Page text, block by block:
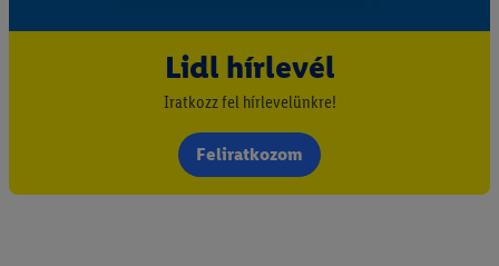
Lidl hírlevél
Iratkozz fel hírlevelünkre!
Feliratkozom